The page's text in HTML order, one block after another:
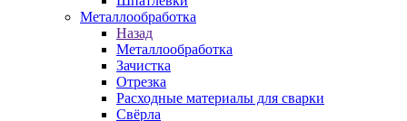
Металлообработка
Назад
Металлообработка
Зачистка
Отрезка
Расходные материалы для сварки
Свёрла